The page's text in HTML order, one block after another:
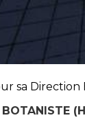
sa Direction
BOTANISTE